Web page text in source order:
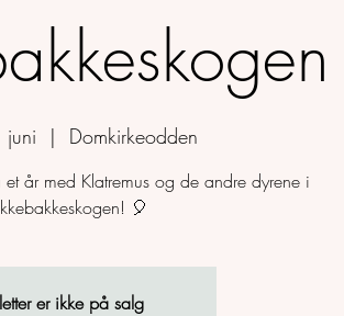
  |
Domkirkeodden
år med Klatremus og de andre dyrene i
🎈
er ikke på salg